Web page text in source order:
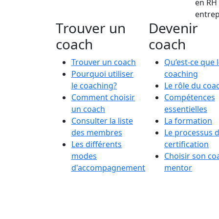
en
Trouver un
coach
Trouver un coach
Pourquoi utiliser
le coaching?
Comment choisir
un coach
Consulter la liste
des membres
Les différents
modes
d'accompagnement
Devenir
coach
Qu’est-ce que
coaching
Le rôle du
Compétences
essentielles
La formation
Le processus
certification
Choisir son
mentor